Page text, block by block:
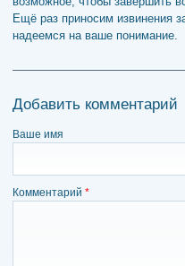
Ещё раз приносим извинения
надеемся на ваше понимание.
Добавить комментарий
Ваше имя
Комментарий *